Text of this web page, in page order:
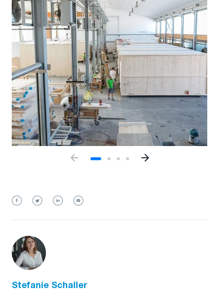
Stefanie Schaller